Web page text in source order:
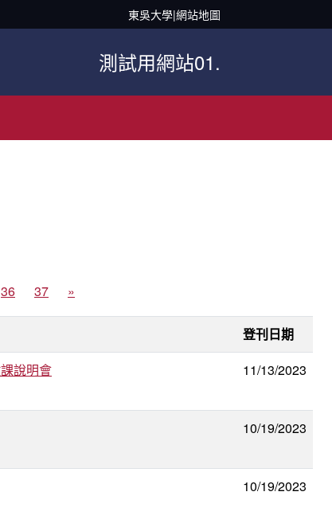
東吳大學|網站地圖
測試用網站01.
36 37 »
登刊日期
說明會 11/13/2023
10/19/2023
10/19/2023